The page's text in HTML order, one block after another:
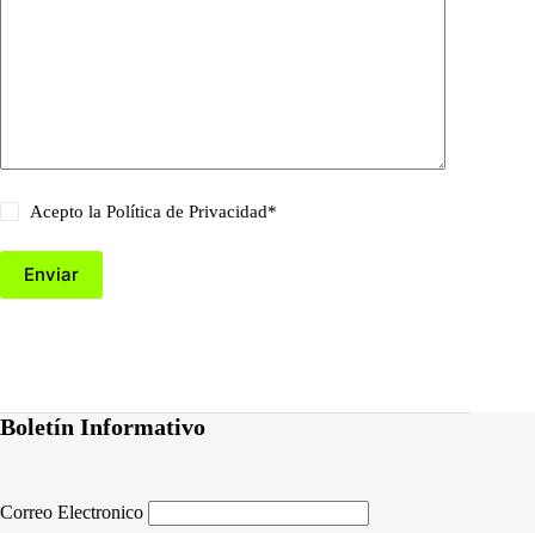
Acepto laPolítica de Privacidad*
Enviar
Boletín Informativo
Correo Electronico